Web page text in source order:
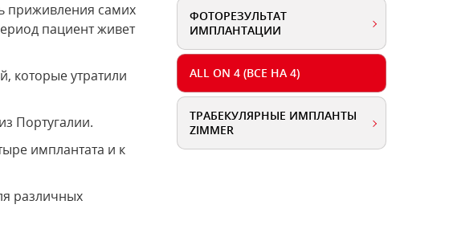
приживления самих
пациент живет
которые утратили
Португалии.
имплантата и к
различных
ФОТОРЕЗУЛЬТАТ
ИМПЛАНТАЦИИ
ALL ON 4 (ВСЕ НА 4)
ТРАБЕКУЛЯРНЫЕ ИМПЛАНТЫ
ZIMMER